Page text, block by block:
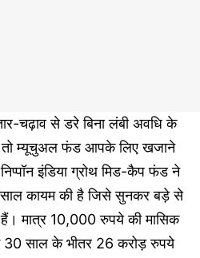
चढ़ाव से डरे बिना लंबी अवधि के
तो म्यूचुअल फंड आपके लिए खजाने
इंडिया ग्रोथ मिड-कैप फंड ने
कायम की है जिसे सुनकर बड़े से
मात्र 10,000 रुपये की मासिक
साल के भीतर 26 करोड़ रुपये